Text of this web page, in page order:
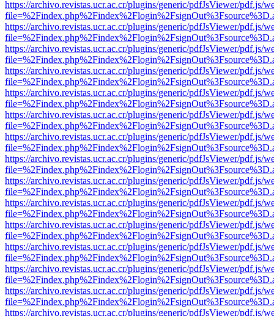
https://archivo.revistas.ucr.ac.cr/plugins/generic/pdfJsViewer/pdf.js/
https://archivo.revistas.ucr.ac.cr/plugins/generic/pdfJsViewer/pdf.js/
https://archivo.revistas.ucr.ac.cr/plugins/generic/pdfJsViewer/pdf.js/
https://archivo.revistas.ucr.ac.cr/plugins/generic/pdfJsViewer/pdf.js/
https://archivo.revistas.ucr.ac.cr/plugins/generic/pdfJsViewer/pdf.js/
https://archivo.revistas.ucr.ac.cr/plugins/generic/pdfJsViewer/pdf.js/
https://archivo.revistas.ucr.ac.cr/plugins/generic/pdfJsViewer/pdf.js/
https://archivo.revistas.ucr.ac.cr/plugins/generic/pdfJsViewer/pdf.js/
https://archivo.revistas.ucr.ac.cr/plugins/generic/pdfJsViewer/pdf.js/
https://archivo.revistas.ucr.ac.cr/plugins/generic/pdfJsViewer/pdf.js/
https://archivo.revistas.ucr.ac.cr/plugins/generic/pdfJsViewer/pdf.js/
https://archivo.revistas.ucr.ac.cr/plugins/generic/pdfJsViewer/pdf.js/
https://archivo.revistas.ucr.ac.cr/plugins/generic/pdfJsViewer/pdf.js/
https://archivo.revistas.ucr.ac.cr/plugins/generic/pdfJsViewer/pdf.js/
https://archivo.revistas.ucr.ac.cr/plugins/generic/pdfJsViewer/pdf.js/